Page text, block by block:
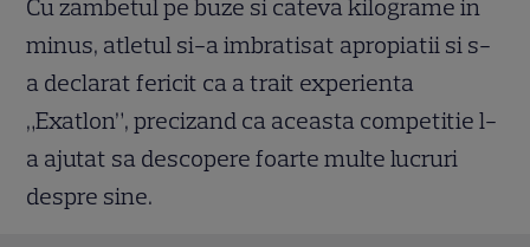
Cu zambetul pe buze si cateva kilograme in
minus, atletul si-a imbratisat apropiatii si s-
a declarat fericit ca a trait experienta
„Exatlon”, precizand ca aceasta competitie l-
a ajutat sa descopere foarte multe lucruri
despre sine.